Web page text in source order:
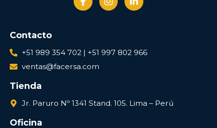
Contacto
+51 989 354 702 | +51 997 802 966
ventas@facersa.com
Tienda
Jr. Paruro Nº 1341 Stand. 105. Lima – Perú
Oficina